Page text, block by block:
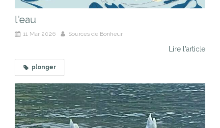
l'eau
11 Mar 2026 Sources de Bonheur
Lire l'article
plonger